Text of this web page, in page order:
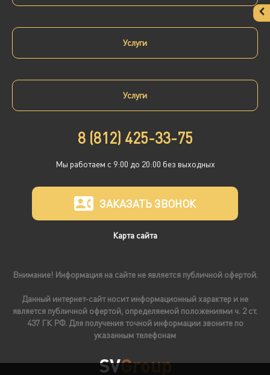
Услуги
Услуги
8 (812) 425-33-75
Мы работаем с 9:00 до 20:00 без выходных
ЗАКАЗАТЬ ЗВОНОК
Карта сайта
Внимание! Информация на сайте не является публичной офертой.
Данный интернет-сайт носит информационный характер и не
является публичной офертой, определяемой положениями ч. 2 ст.
437 ГК РФ. Для получения точной информации звоните по
указанным телефонам